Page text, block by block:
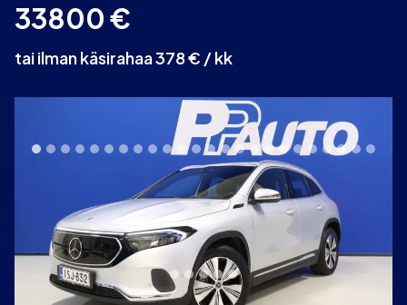
33800€
tai ilman käsirahaa 378 € / kk